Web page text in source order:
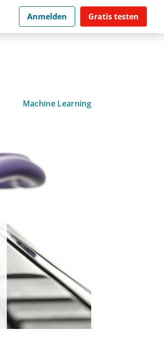
Anmelden Gratis testen
Machine Learning